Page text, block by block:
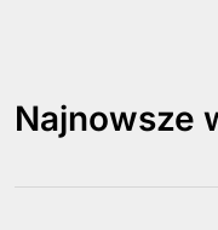
Najnowsze